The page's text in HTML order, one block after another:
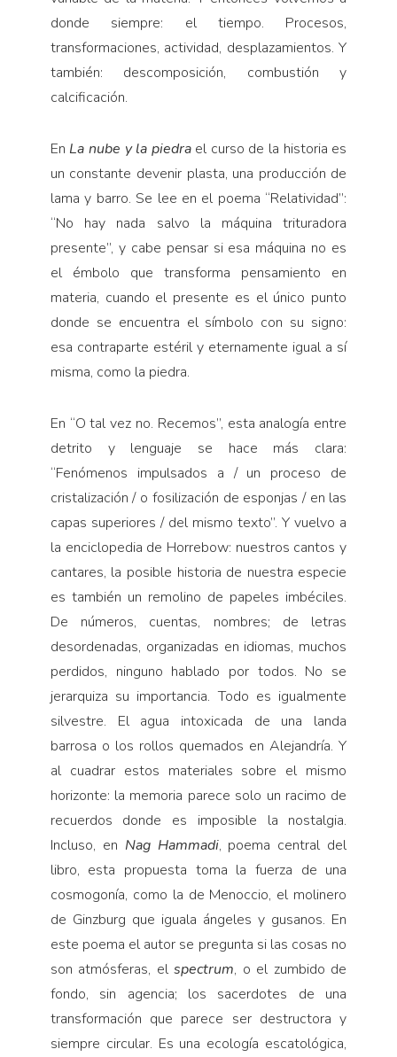
donde siempre: el tiempo. Procesos,
transformaciones, actividad, desplazamientos. Y
también: descomposición, combustión y
calcificación.
En La nube y la piedrael curso de la historia es
un constante devenir plasta, una producción de
lama y barro. Se lee en el poema “Relatividad”:
“No hay nada salvo la máquina trituradora
presente”, y cabe pensar si esa máquina no es
el émbolo que transforma pensamiento en
materia, cuando el presente es el único punto
donde se encuentra el símbolo con su signo:
esa contraparte estéril y eternamente igual a sí
misma, como la piedra.
En “O tal vez no. Recemos”, esta analogía entre
detrito y lenguaje se hace más clara:
“Fenómenos impulsados a / un proceso de
cristalización / o fosilización de esponjas / en las
capas superiores / del mismo texto”. Y vuelvo a
la enciclopedia de Horrebow: nuestros cantos y
cantares, la posible historia de nuestra especie
es también un remolino de papeles imbéciles.
De números, cuentas, nombres; de letras
desordenadas, organizadas en idiomas, muchos
perdidos, ninguno hablado por todos. No se
jerarquiza su importancia. Todo es igualmente
silvestre. El agua intoxicada de una landa
barrosa o los rollos quemados en Alejandría. Y
al cuadrar estos materiales sobre el mismo
horizonte: la memoria parece solo un racimo de
recuerdos donde es imposible la nostalgia.
Incluso, en Nag Hammadi, poema central del
libro, esta propuesta toma la fuerza de una
cosmogonía, como la de Menoccio, el molinero
de Ginzburg que iguala ángeles y gusanos. En
este poema el autor se pregunta si las cosas no
son atmósferas, elspectrum, o el zumbido de
fondo, sin agencia; los sacerdotes de una
transformación que parece ser destructora y
siempre circular. Es una ecología escatológica,